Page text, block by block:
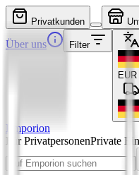
Privatkunden
Über uns Filter
EUR
Emporion
Für PrivatpersonenPrivate